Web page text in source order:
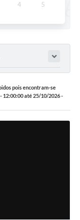
4 5
pois encontram-se
12:00:00 até 25/10/2026 -